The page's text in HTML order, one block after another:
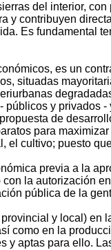
del interior,
contribuyen
Es fundamental
es un
situadas
y
de
para
cultivo; puesto
previa a la
la autorización
pública de la
y local)
como en la
aptas para ello.